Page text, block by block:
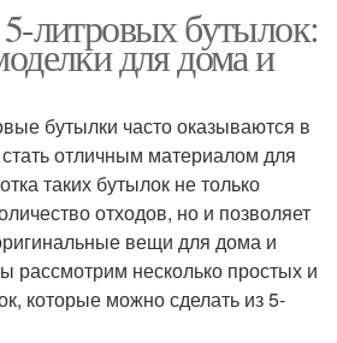
Бутылки для создания
Бутылка в
оригинальный вазон
литровых бутылок:
для дома и
бутылки часто оказываются в
отличным материалом для
таких бутылок не только
отходов, но и позволяет
вещи для дома и
рассмотрим несколько простых и
которые можно сделать из 5-